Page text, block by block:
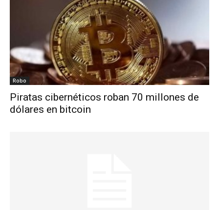
Robo
Piratas cibernéticos roban 70 millones de
dólares en bitcoin